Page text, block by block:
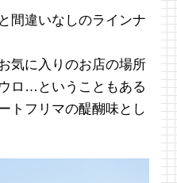
間違いなしのラインナ
気に入りのお店の場所
ロ…ということもある
トフリマの醍醐味とし